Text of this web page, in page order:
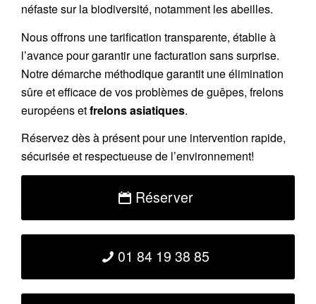
néfaste sur la biodiversité, notamment les abeilles.
Nous offrons unetarification transparente, établie à
l’avance pour garantir une facturation sans surprise.
Notre démarche méthodique garantit une élimination
sûre et efficace de vos problèmes de guêpes, frelons
européens etfrelons asiatiques.
Réservezdès à présent pour une intervention rapide,
sécurisée et respectueuse de l’environnement!
Réserver
01 84 19 38 85